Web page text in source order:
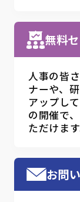
無料
人事の皆
ナーや、
アップし
の開催で
ただけます
お問